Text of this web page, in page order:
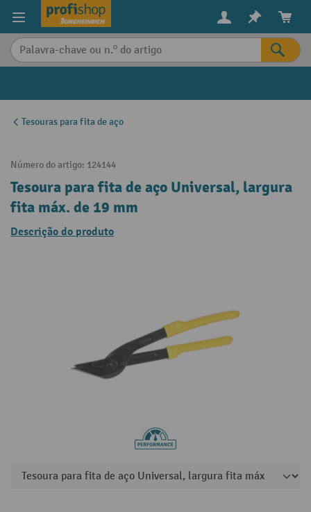
principal
Tesouras para fita de aço
Número do artigo: 124144
Tesoura para fita de aço Universal, largura
fita máx. de 19 mm
Descrição do produto